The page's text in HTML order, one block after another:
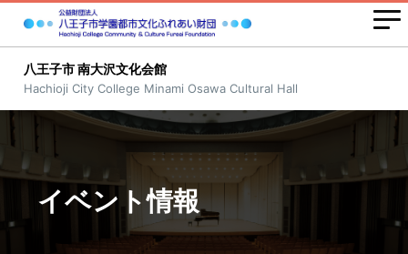
八王子市 南大沢文化会館
Hachioji City College Minami Osawa Cultural Hall
イベント情報